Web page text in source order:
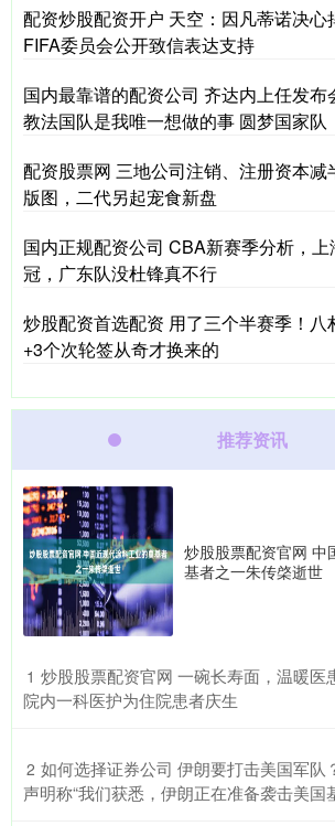
配资炒股配资开户 天空：因凡蒂诺决心
FIFA委员会公开致信表达支持
国内最靠谱的配资公司 齐达内上任发
教法国队是我唯一想做的事 圆梦国家队
配资股票网 三地公司注销、注册资本减
版图，二代另起宠食新盘
国内正规配资公司 CBA新赛季分析，
冠，广东队没杜锋真不行
炒股配资首选配资 用了三个半赛季！八
+3个次轮签从奇才换来的
推荐资讯
炒股股票配资官网 中
基者之一朱传棨逝世
1 炒股股票配资官网 一碗长寿面，温暖
院内一科医护为住院患者庆生
2 如何选择证券公司 伊朗要打击美国军队
声明称“我们获悉，伊朗正在准备袭击美国